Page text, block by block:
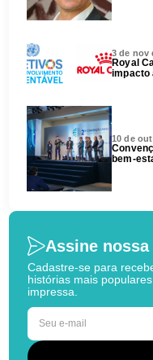
3 de nov
Royal
impacto
10 de
bem-
Assine
Cadastre-se para
histórias mais
impressa.